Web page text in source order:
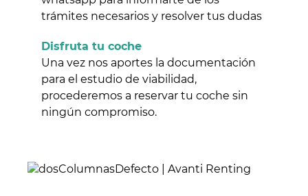
trámites necesarios y resolver tus dudas
Disfruta tu coche
Una vez nos aportes la documentación
para el estudio de viabilidad,
procederemos a reservar tu coche sin
ningún compromiso.